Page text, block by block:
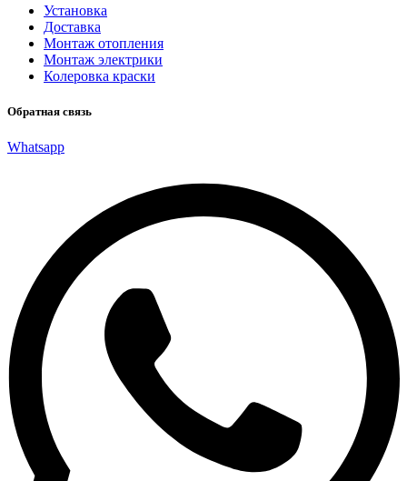
Установка
Доставка
Монтаж отопления
Монтаж электрики
Колеровка краски
Обратная связь
Whatsapp